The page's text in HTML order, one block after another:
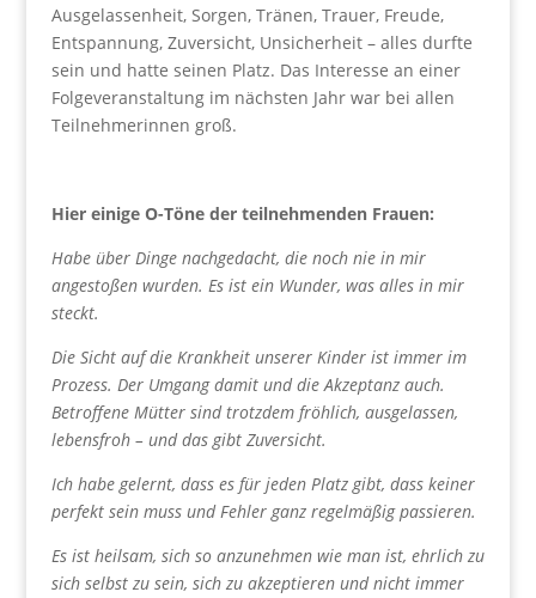
Ausgelassenheit, Sorgen, Tränen, Trauer, Freude,
Entspannung, Zuversicht, Unsicherheit – alles durfte
sein und hatte seinen Platz. Das Interesse an einer
Folgeveranstaltung im nächsten Jahr war bei allen
Teilnehmerinnen groß.
Hier einige O-Töne der teilnehmenden Frauen:
Habe über Dinge nachgedacht, die noch nie in mir
angestoßen wurden. Es ist ein Wunder, was alles in mir
steckt.
Die Sicht auf die Krankheit unserer Kinder ist immer im
Prozess. Der Umgang damit und die Akzeptanz auch.
Betroffene Mütter sind trotzdem fröhlich, ausgelassen,
lebensfroh – und das gibt Zuversicht.
Ich habe gelernt, dass es für jeden Platz gibt, dass keiner
perfekt sein muss und Fehler ganz regelmäßig passieren.
Es ist heilsam, sich so anzunehmen wie man ist, ehrlich zu
sich selbst zu sein, sich zu akzeptieren und nicht immer